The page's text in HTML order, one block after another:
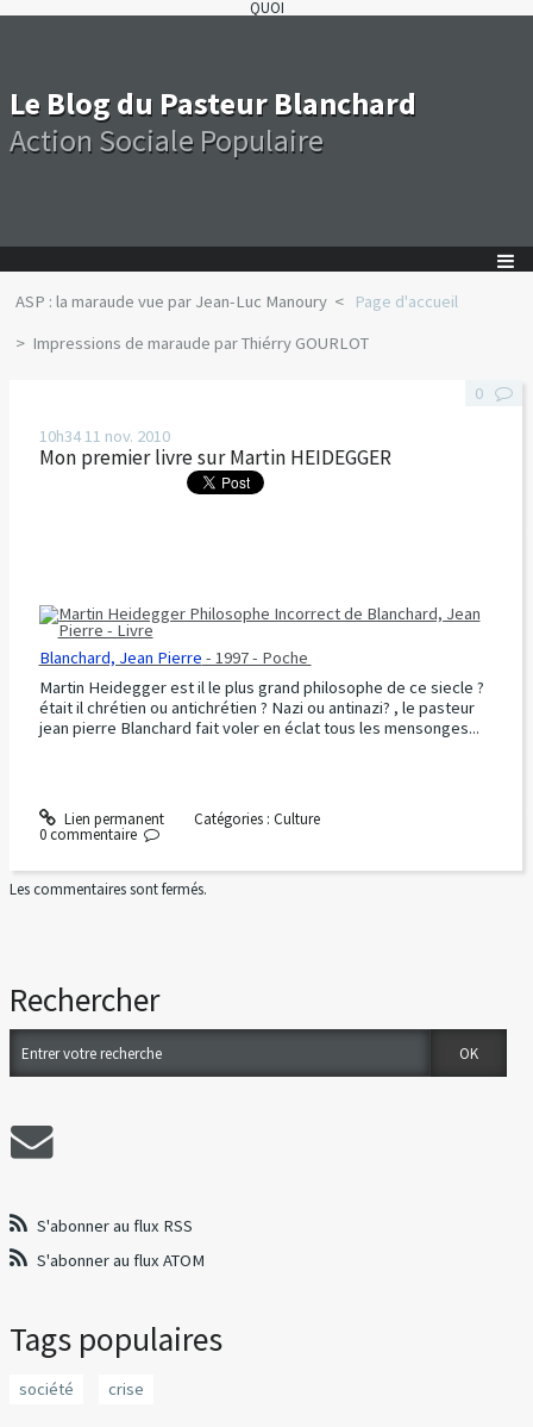
QUOI
Le Blog du Pasteur Blanchard
Action Sociale Populaire
Rechercher
S'abonner au flux RSS
S'abonner au flux ATOM
Tags populaires
société crise
ASP : la maraude vue par Jean-Luc Manoury
Page d'accueil
Impressions de maraude par Thiérry GOURLOT
10h3411 nov. 2010
Mon premier livre sur Martin HEIDEGGER
Blanchard, Jean Pierre - 1997 - Poche
Martin Heidegger est il le plus grand philosophe de ce siecle ?
était il chrétien ou antichrétien ? Nazi ou antinazi? , le pasteur
jean pierre Blanchard fait voler en éclat tous les mensonges...
Lien permanent Catégories : Culture
0
0 commentaire
Les commentaires sont fermés.